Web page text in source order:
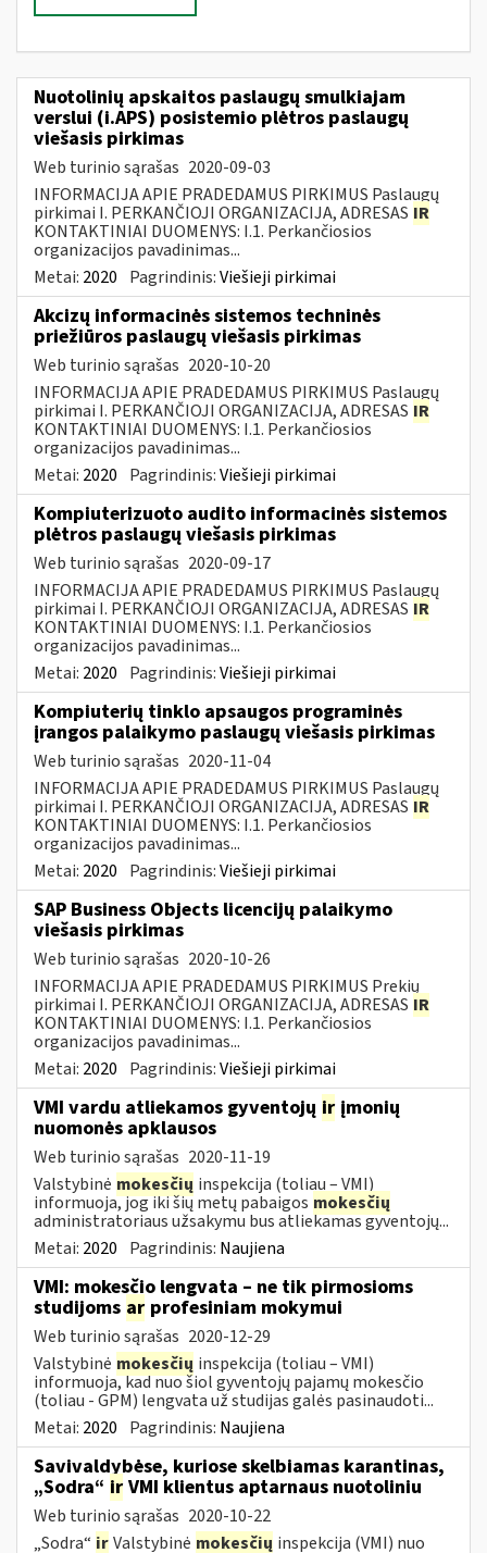
Nuotolinių apskaitos paslaugų smulkiajam
verslui (i.APS) posistemio plėtros paslaugų
viešasis pirkimas
Web turinio sąrašas 2020-09-03
INFORMACIJA APIE PRADEDAMUS PIRKIMUS Paslaugų
pirkimai I. PERKANČIOJI ORGANIZACIJA, ADRESAS IR
KONTAKTINIAI DUOMENYS: I.1. Perkančiosios
organizacijos pavadinimas...
Metai: 2020 Pagrindinis:Viešieji pirkimai
Akcizų informacinės sistemos techninės
priežiūros paslaugų viešasis pirkimas
Web turinio sąrašas 2020-10-20
INFORMACIJA APIE PRADEDAMUS PIRKIMUS Paslaugų
pirkimai I. PERKANČIOJI ORGANIZACIJA, ADRESAS IR
KONTAKTINIAI DUOMENYS: I.1. Perkančiosios
organizacijos pavadinimas...
Metai: 2020 Pagrindinis:Viešieji pirkimai
Kompiuterizuoto audito informacinės sistemos
plėtros paslaugų viešasis pirkimas
Web turinio sąrašas 2020-09-17
INFORMACIJA APIE PRADEDAMUS PIRKIMUS Paslaugų
pirkimai I. PERKANČIOJI ORGANIZACIJA, ADRESAS IR
KONTAKTINIAI DUOMENYS: I.1. Perkančiosios
organizacijos pavadinimas...
Metai: 2020 Pagrindinis:Viešieji pirkimai
Kompiuterių tinklo apsaugos programinės
įrangos palaikymo paslaugų viešasis pirkimas
Web turinio sąrašas 2020-11-04
INFORMACIJA APIE PRADEDAMUS PIRKIMUS Paslaugų
pirkimai I. PERKANČIOJI ORGANIZACIJA, ADRESAS IR
KONTAKTINIAI DUOMENYS: I.1. Perkančiosios
organizacijos pavadinimas...
Metai: 2020 Pagrindinis:Viešieji pirkimai
SAP Business Objects licencijų palaikymo
viešasis pirkimas
Web turinio sąrašas 2020-10-26
INFORMACIJA APIE PRADEDAMUS PIRKIMUS Prekių
pirkimai I. PERKANČIOJI ORGANIZACIJA, ADRESAS IR
KONTAKTINIAI DUOMENYS: I.1. Perkančiosios
organizacijos pavadinimas...
Metai: 2020 Pagrindinis:Viešieji pirkimai
VMI vardu atliekamos gyventojų ir įmonių
nuomonės apklausos
Web turinio sąrašas 2020-11-19
Valstybinė mokesčių inspekcija (toliau – VMI)
informuoja, jog iki šių metų pabaigos mokesčių
administratoriaus užsakymu bus atliekamas gyventojų...
Metai: 2020 Pagrindinis: Naujiena
VMI: mokesčio lengvata – ne tik pirmosioms
studijoms ar profesiniam mokymui
Web turinio sąrašas 2020-12-29
Valstybinė mokesčių inspekcija (toliau – VMI)
informuoja, kad nuo šiol gyventojų pajamų mokesčio
(toliau - GPM) lengvata už studijas galės pasinaudoti...
Metai: 2020 Pagrindinis: Naujiena
Savivaldybėse, kuriose skelbiamas karantinas,
„Sodra“ ir VMI klientus aptarnaus nuotoliniu
Web turinio sąrašas 2020-10-22
„Sodra“ irValstybinė mokesčių inspekcija (VMI) nuo